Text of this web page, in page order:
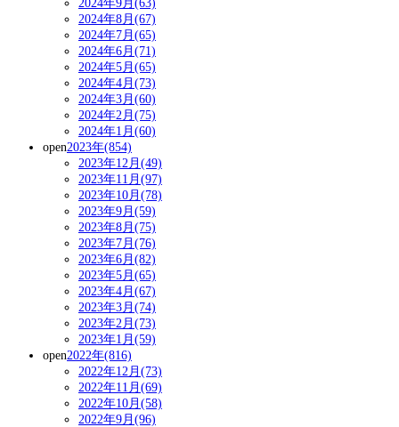
2024年9月(63)
2024年8月(67)
2024年7月(65)
2024年6月(71)
2024年5月(65)
2024年4月(73)
2024年3月(60)
2024年2月(75)
2024年1月(60)
open2023年(854)
2023年12月(49)
2023年11月(97)
2023年10月(78)
2023年9月(59)
2023年8月(75)
2023年7月(76)
2023年6月(82)
2023年5月(65)
2023年4月(67)
2023年3月(74)
2023年2月(73)
2023年1月(59)
open2022年(816)
2022年12月(73)
2022年11月(69)
2022年10月(58)
2022年9月(96)